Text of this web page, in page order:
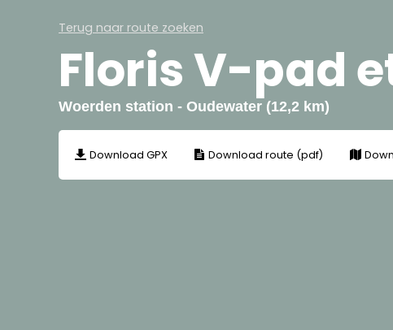
Terug naar route zoeken
Floris V-pad
Woerden station - Oudewater (12,2 km)
Download GPX Download route (pdf)